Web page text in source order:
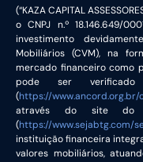
(“KAZA CAPITAL
o CNPJ n.º 18.146.649/
investimento
Mobiliários (CVM), na
mercado financeiro como
pode ser
(https://
através do site do
(https://www.sejabtg.com/
instituição financeira
valores mobiliários,